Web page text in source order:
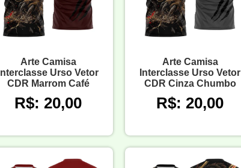
Arte Camisa
Interclasse Urso Vetor
CDR Marrom Café
R$: 20,00
Arte Camisa
Interclasse Urso Vetor
CDR Cinza Chumbo
R$: 20,00